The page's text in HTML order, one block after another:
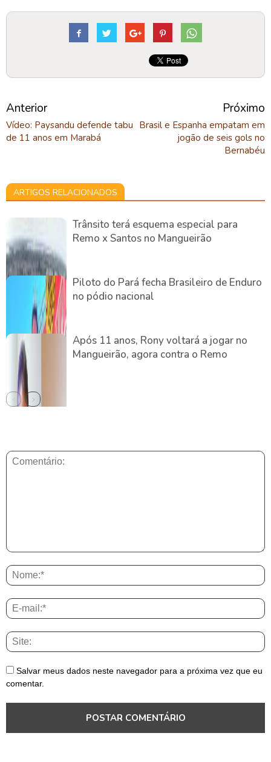
Anterior
Vídeo: Paysandu defende tabu
de 11 anos em Marabá
Próximo
Brasil e Espanha empatam em
jogão de seis gols no
Bernabéu
ARTIGOS RELACIONADOS
Trânsito terá esquema especial para
Remo x Santos no Mangueirão
Piloto do Pará fecha Brasileiro de Enduro
no pódio nacional
Após 11 anos, Rony voltará a jogar no
Mangueirão, agora contra o Remo
Salvar meus dados neste navegador para a próxima vez que eu
comentar.